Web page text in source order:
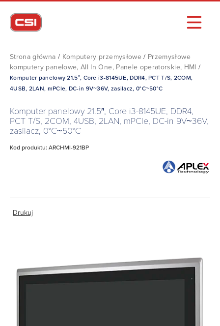
Strona główna / Komputery przemysłowe / Przemysłowe
komputery panelowe, All In One, Panele operatorskie, HMI /
Komputer panelowy 21.5″, Core i3-8145UE, DDR4, PCT T/S, 2COM,
4USB, 2LAN, mPCIe, DC-in 9V~36V, zasilacz, 0°C~50°C
Komputer panelowy 21.5″, Core i3-8145UE, DDR4,
PCT T/S, 2COM, 4USB, 2LAN, mPCIe, DC-in 9V~36V,
zasilacz, 0°C~50°C
Kod produktu: ARCHMI-921BP
Drukuj